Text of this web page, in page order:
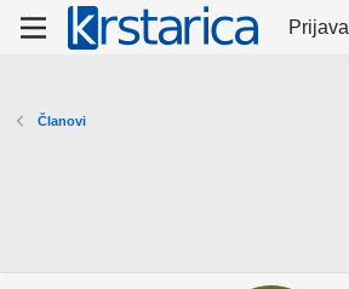
Prijava
Članovi